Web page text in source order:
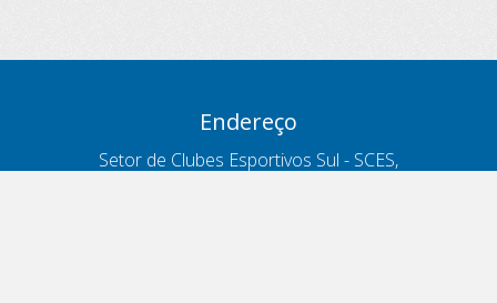
Endereço
Setor de Clubes Esportivos Sul - SCES,